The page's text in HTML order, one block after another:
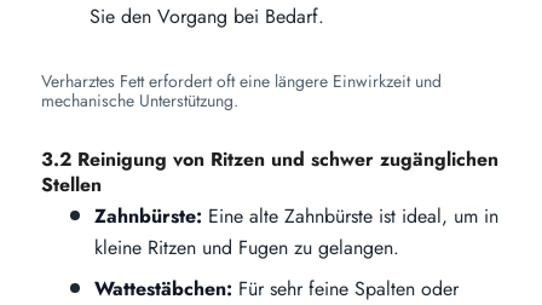
Sie den Vorgang bei Bedarf.
Verharztes Fett erfordert oft eine längere Einwirkzeit und
mechanische Unterstützung.
3.2 Reinigung von Ritzen und schwer zugänglichen
Stellen
Zahnbürste: Eine alte Zahnbürste ist ideal, um in
kleine Ritzen und Fugen zu gelangen.
Wattestäbchen: Für sehr feine Spalten oder